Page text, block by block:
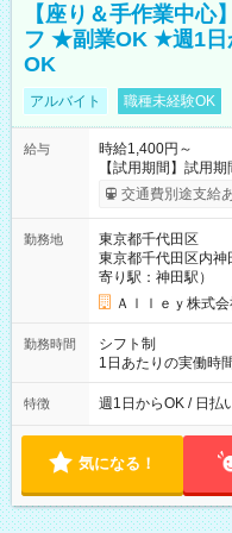
【座り＆手作業中
フ ★副業OK ★週1日
OK
アルバイト 職種未経験OK
給与
時給1,400円～
【試用期間】試用
給与は本採用時と同
交通費別途支給
勤務地
東京都千代田区
東京都千代田区内
寄り駅：神田駅）
Ａｌｌｅｙ株式会
勤務時間
シフト制
1日あたりの実働時
実働時間：1-5時間
能！ └平日・土曜日
18:00 などのよ
特徴 週1日からOK / 日払
気になる！